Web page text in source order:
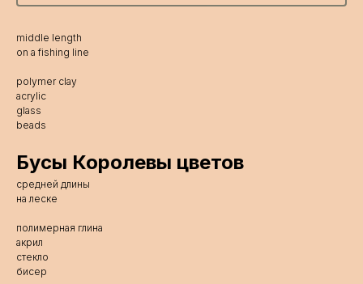
middle length
on a fishing line
polymer clay
acrylic
glass
beads
Бусы Королевы цветов
средней длины
на леске
полимерная глина
акрил
стекло
бисер